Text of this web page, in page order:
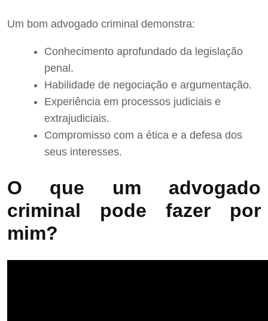
Um bom advogado criminal demonstra:
Conhecimento aprofundado da legislação
penal.
Habilidade de negociação e argumentação.
Experiência em processos judiciais e
extrajudiciais.
Compromisso com a ética e a defesa dos
seus interesses.
O que um advogado
criminal pode fazer por
mim?